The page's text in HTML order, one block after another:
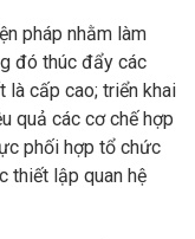
pháp nhằm làm
đó thúc đẩy các
là cấp cao; triển khai
quả các cơ chế hợp
phối hợp tổ chức
thiết lập quan hệ